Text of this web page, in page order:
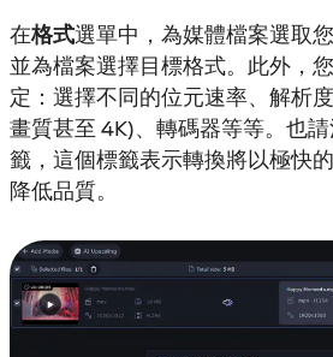
在格式選單中，為媒體檔案選取
並為檔案選擇目標格式。此外，
定：選擇不同的位元速率、解析
畫質甚至 4K)、轉碼器等等。也
籤，這個標籤表示轉換將以極快
降低品質。